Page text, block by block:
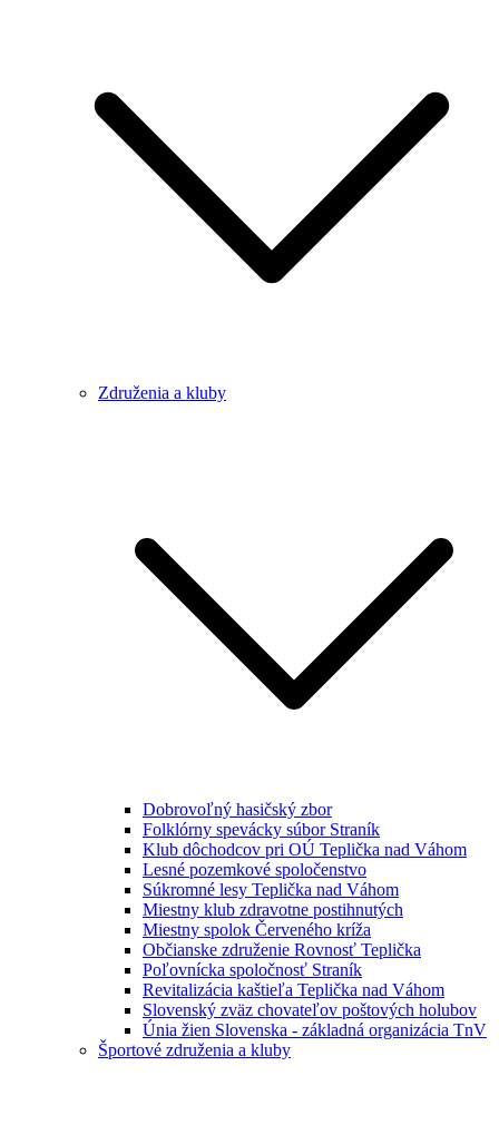
Združenia a kluby
Dobrovoľný hasičský zbor
Folklórny spevácky súbor Straník
Klub dôchodcov pri OÚ Teplička nad Váhom
Lesné pozemkové spoločenstvo
Súkromné lesy Teplička nad Váhom
Miestny klub zdravotne postihnutých
Miestny spolok Červeného kríža
Občianske združenie Rovnosť Teplička
Poľovnícka spoločnosť Straník
Revitalizácia kaštieľa Teplička nad Váhom
Slovenský zväz chovateľov poštových holubov
Únia žien Slovenska - základná organizácia TnV
Športové združenia a kluby